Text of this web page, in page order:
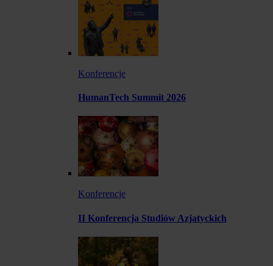
Konferencje
HumanTech Summit 2026
Konferencje
II Konferencja Studiów Azjatyckich